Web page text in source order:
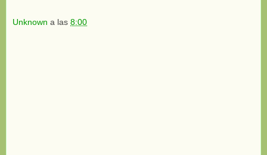
Unknown a las 8:00